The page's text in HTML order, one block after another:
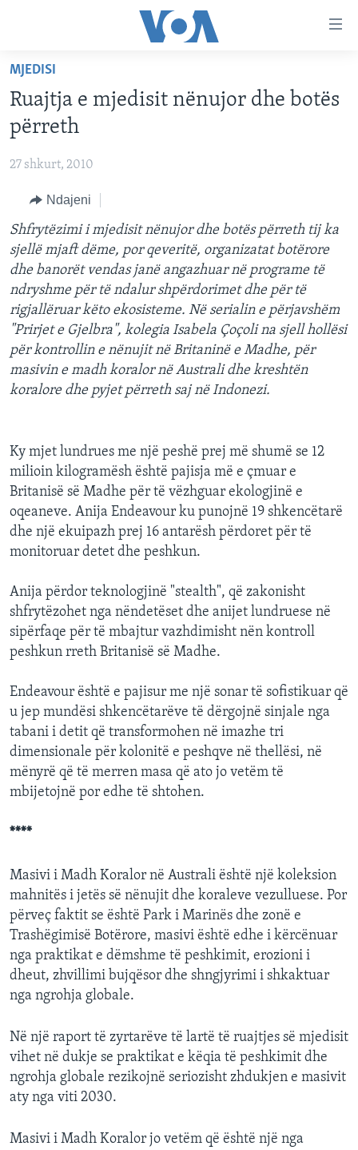
faqen
kryesore
Kalo
tek
faqja
kërkimi
KATEGORITË
BALLKANI
EVROPA
BOTA
MJEDISI
KULTURË
SHKENCË DHE TEKNOLOGJI
SHËNDETËSI
INTERVISTA
DITARI
FOLLOW US
Gjuhët
MJEDISI
Ruajtja e mjedisit nënujor dhe botës
përreth
27 shkurt, 2010
Ndajeni
Shfrytëzimi i mjedisit nënujor dhe botës përreth tij ka
sjellë mjaft dëme, por qeveritë, organizatat botërore
dhe banorët vendas janë angazhuar në programe të
ndryshme për të ndalur shpërdorimet dhe për të
rigjallëruar këto ekosisteme. Në serialin e përjavshëm
"Prirjet e Gjelbra", kolegia Isabela Çoçoli na sjell hollësi
për kontrollin e nënujit në Britaninë e Madhe, për
masivin e madh koralor në Australi dhe kreshtën
koralore dhe pyjet përreth saj në Indonezi.
Ky mjet lundrues me një peshë prej më shumë se 12
milioin kilogramësh është pajisja më e çmuar e
Britanisë së Madhe për të vëzhguar ekologjinë e
oqeaneve. Anija Endeavour ku punojnë 19 shkencëtarë
dhe një ekuipazh prej 16 antarësh përdoret për të
monitoruar detet dhe peshkun.
Anija përdor teknologjinë "stealth", që zakonisht
shfrytëzohet nga nëndetëset dhe anijet lundruese në
sipërfaqe për të mbajtur vazhdimisht nën kontroll
peshkun rreth Britanisë së Madhe.
Endeavour është e pajisur me një sonar të sofistikuar që
u jep mundësi shkencëtarëve të dërgojnë sinjale nga
tabani i detit që transformohen në imazhe tri
dimensionale për kolonitë e peshqve në thellësi, në
mënyrë që të merren masa që ato jo vetëm të
mbijetojnë por edhe të shtohen.
****
Masivi i Madh Koralor në Australi është një koleksion
mahnitës i jetës së nënujit dhe koraleve vezulluese. Por
përveç faktit se është Park i Marinës dhe zonë e
Trashëgimisë Botërore, masivi është edhe i kërcënuar
nga praktikat e dëmshme të peshkimit, erozioni i
dheut, zhvillimi bujqësor dhe shngjyrimi i shkaktuar
nga ngrohja globale.
Në një raport të zyrtarëve të lartë të ruajtjes së mjedisit
vihet në dukje se praktikat e këqia të peshkimit dhe
ngrohja globale rezikojnë seriozisht zhdukjen e masivit
aty nga viti 2030.
Masivi i Madh Koralor jo vetëm që është një nga